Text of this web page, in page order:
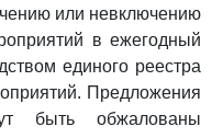
или невключению
в ежегодный
единого реестра
Предложения
быть обжалованы